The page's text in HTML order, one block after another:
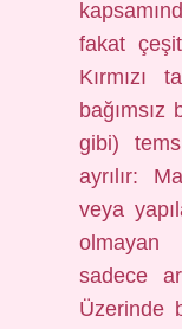
fakat
Kırmızı
gibi)
ayrılır:
veya
olmayan
sadece
Üzerinde